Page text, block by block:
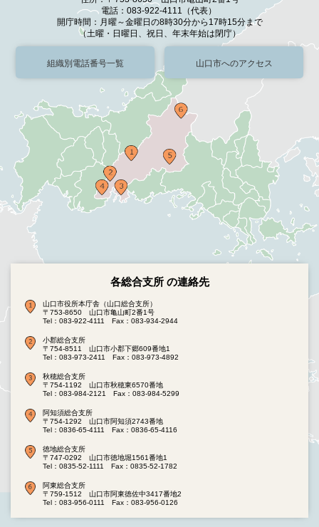
電話：083-922-4111（代表）
開庁時間：月曜～金曜日の8時30分から17時15分まで
（土曜・日曜日、祝日、年末年始は閉庁）
組織別電話番号一覧 山口市へのアクセス
各総合支所 の連絡先
山口市役所本庁舎（山口総合支所）
〒753-8650 山口市亀山町2番1号
Tel：083-922-4111
Fax：083-934-2944
小郡総合支所
〒754-8511 山口市小郡下郷609番地1
Tel：083-973-2411
Fax：083-973-4892
秋穂総合支所
〒754-1192 山口市秋穂東6570番地
Tel：083-984-2121
Fax：083-984-5299
阿知須総合支所
〒754-1292 山口市阿知須2743番地
Tel：0836-65-4111
Fax：0836-65-4116
徳地総合支所
〒747-0292 山口市徳地堀1561番地1
Tel：0835-52-1111
Fax：0835-52-1782
阿東総合支所
〒759-1512 山口市阿東徳佐中3417番地2
Tel：083-956-0111
Fax：083-956-0126